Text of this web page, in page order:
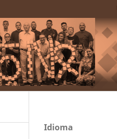
Idioma